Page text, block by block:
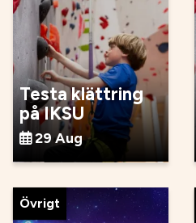
Testa klättring
på IKSU
29 Aug
Övrigt